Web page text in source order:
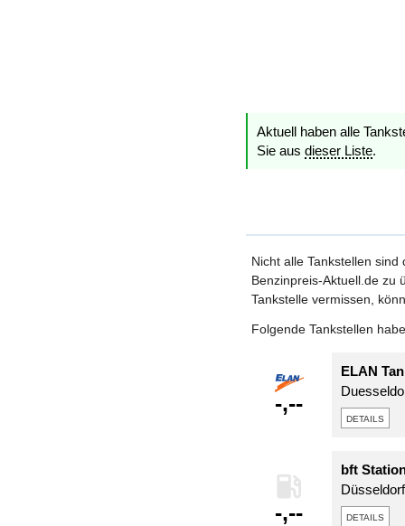
Aktuell haben alle
Sie aus dieser Liste.
Nicht alle Tankstellen
Benzinpreis-Aktuell.de zu
Tankstelle vermissen,
Folgende Tankstellen
-,--
ELAN
details
-,--
bft
details